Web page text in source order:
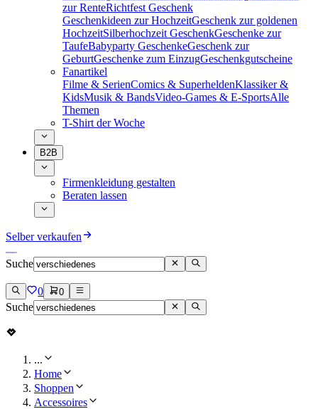
zur RenteRichtfest Geschenk
Geschenkideen zur HochzeitGeschenk zur goldenen
HochzeitSilberhochzeit GeschenkGeschenke zur
TaufeBabyparty GeschenkeGeschenk zur
GeburtGeschenke zum EinzugGeschenkgutscheine
Fanartikel
Filme & SerienComics & SuperheldenKlassiker &
KidsMusik & BandsVideo-Games & E-SportsAlle
Themen
T-Shirt der Woche
B2B
Firmenkleidung gestalten
Beraten lassen
Selber verkaufen
Suche
0 0
Suche
...
Home
Shoppen
Accessoires